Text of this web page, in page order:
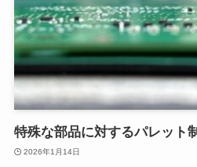
特殊な部品に対するパレット
2026年1月14日